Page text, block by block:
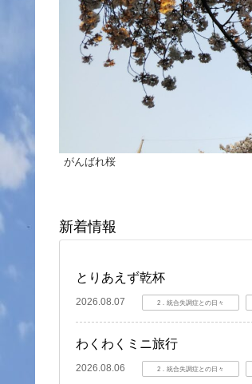
がんばれ桜
新着情報
とりあえず乾杯
2026.08.07 2．統合失調症との日々
わくわくミニ旅行
2026.08.06 2．統合失調症との日々